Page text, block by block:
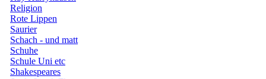
Religion
Rote Lippen
Saurier
Schach - und matt
Schuhe
Schule Uni etc
Shakespeares